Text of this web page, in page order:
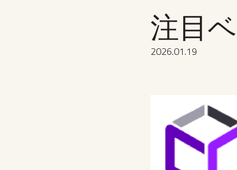
注目
2026.01.19